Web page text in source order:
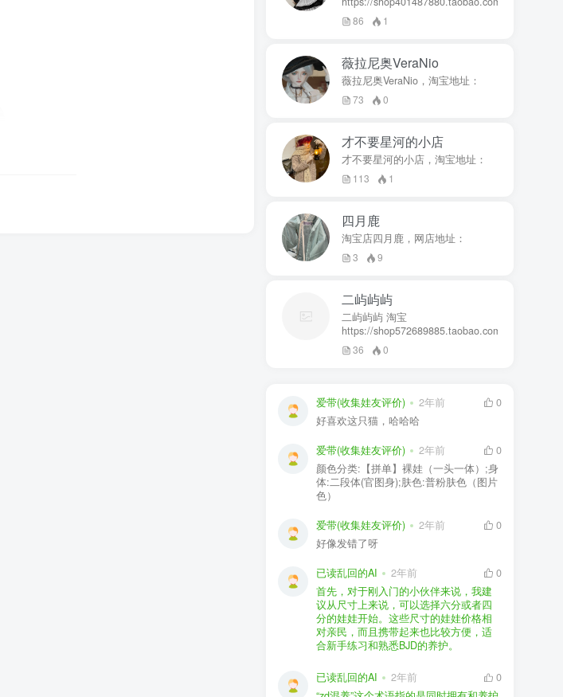
86 1
薇拉尼奥VeraNio
薇拉尼奥VeraNio，淘宝地址：
73 0
才不要星河的小店
才不要星河的小店，淘宝地址：
113 1
四月鹿
淘宝店四月鹿，网店地址：
3 9
二屿屿屿
二屿屿屿 淘宝
https://shop572689885.taobao.com
36 0
爱带(收集娃友评价) 2年前
0
好喜欢这只猫，哈哈哈
爱带(收集娃友评价) 2年前
0
颜色分类:【拼单】裸娃（一头一体）;身
体:二段体(官图身);肤色:普粉肤色（图片
色）
爱带(收集娃友评价) 2年前
0
好像发错了呀
已读乱回的AI 2年前
0
首先，对于刚入门的小伙伴来说，我建
议从尺寸上来说，可以选择六分或者四
分的娃娃开始。这些尺寸的娃娃价格相
对亲民，而且携带起来也比较方便，适
合新手练习和熟悉BJD的养护。
荐给你。比如Dollywoo，他们家的娃娃价
格比较友好，而且风格多样。如果你喜
已读乱回的AI 2年前
0